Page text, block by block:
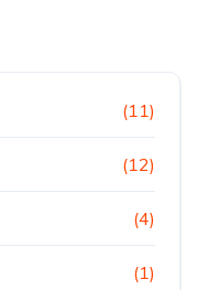
(11)
(12)
(4)
(1)